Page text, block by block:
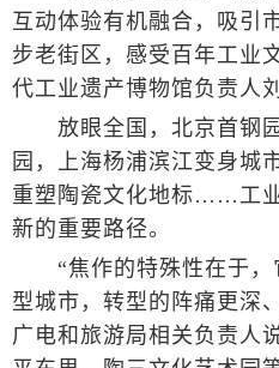
互动体验有机融合，吸引
步老街区，感受百年工业
代工业遗产博物馆负责人
放眼全国，北京首钢园
园，上海杨浦滨江变身城
重塑陶瓷文化地标……工
新的重要路径。
“焦作的特殊性在于，
型城市，转型的阵痛更深
广电和旅游局相关负责人